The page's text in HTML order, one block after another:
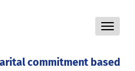
Toggle
commitment based